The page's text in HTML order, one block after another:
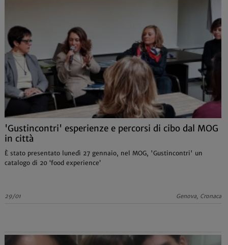
'Gustincontri' esperienze e percorsi di cibo dal MOG
in città
È stato presentato lunedì 27 gennaio, nel MOG, 'Gustincontri' un
catalogo di 20 ‘food experience’
29/01 Genova, Cronaca